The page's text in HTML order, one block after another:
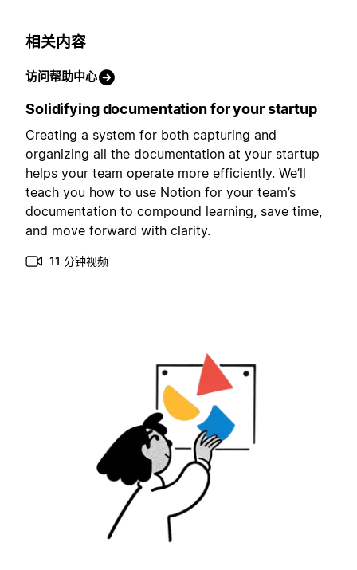
相关内容
访问帮助中心
Solidifying documentation for your startup
Creating a system for both capturing and
organizing all the documentation at your startup
helps your team operate more efficiently. We’ll
teach you how to use Notion for your team’s
documentation to compound learning, save time,
and move forward with clarity.
11 分钟视频